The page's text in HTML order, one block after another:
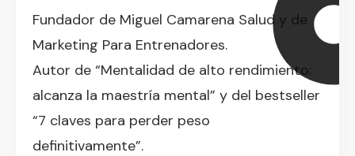
Fundador de Miguel Camarena Salud y de
Marketing Para Entrenadores.
Autor de “Mentalidad de alto rendimiento:
alcanza la maestría mental” y del bestseller
“7 claves para perder peso
definitivamente”.